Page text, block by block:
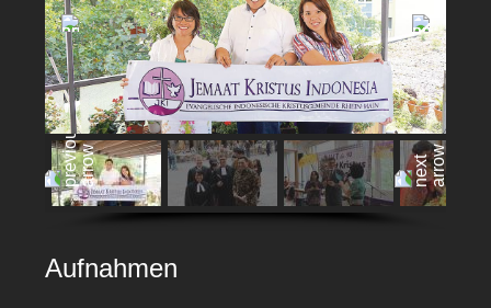
Aufnahmen